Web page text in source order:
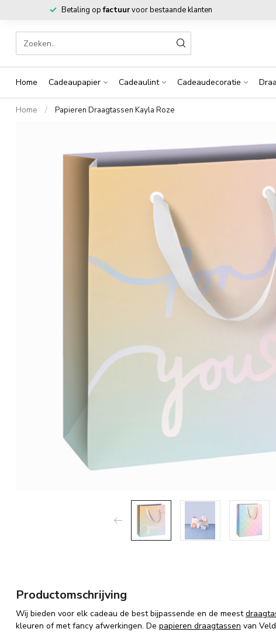
Betaling opfactuurvoor bestaande klanten
Home Cadeaupapier Cadeaulint Cadeaudecoratie
Home / Papieren Draagtassen Kayla Roze
Productomschrijving
Wij bieden voor elk cadeau de best bijpassende en de meest
kleuren of met fancy afwerkingen. De papieren draagtassen van